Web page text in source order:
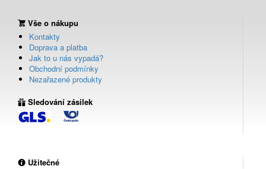
Vše o nákupu
Kontakty
Doprava a platba
Jak to u nás vypadá?
Obchodní podmínky
Nezařazené produkty
Sledování zásilek
Užitečné